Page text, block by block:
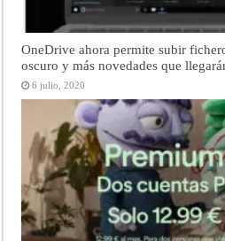
OneDrive ahora permite subir
oscuro y más novedades que
6 julio, 2020